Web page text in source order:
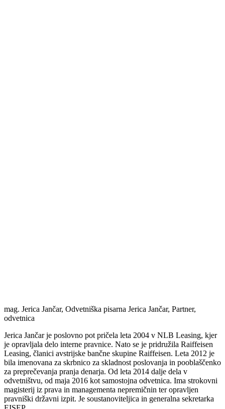
mag. Jerica Jančar, Odvetniška pisarna Jerica Jančar, Partner,
odvetnica
Jerica Jančar je poslovno pot pričela leta 2004 v NLB Leasing, kjer
je opravljala delo interne pravnice. Nato se je pridružila Raiffeisen
Leasing, članici avstrijske bančne skupine Raiffeisen. Leta 2012 je
bila imenovana za skrbnico za skladnost poslovanja in pooblaščenko
za preprečevanja pranja denarja. Od leta 2014 dalje dela v
odvetništvu, od maja 2016 kot samostojna odvetnica. Ima strokovni
magisterij iz prava in managementa nepremičnin ter opravljen
pravniški državni izpit. Je soustanoviteljica in generalna sekretarka